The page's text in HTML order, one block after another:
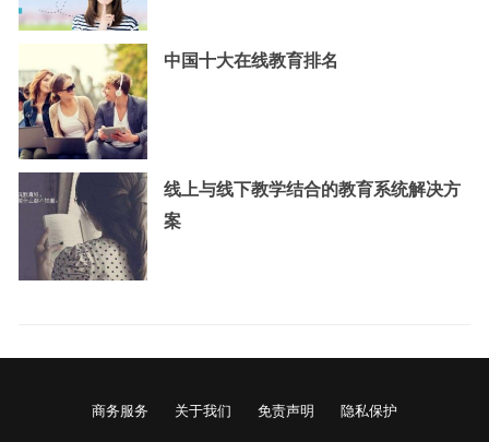
中国十大在线教育排名
线上与线下教学结合的教育系统解决方
案
商务服务 关于我们 免责声明 隐私保护